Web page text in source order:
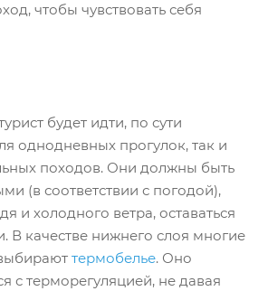
чтобы чувствовать себя
будет идти, по сути
однодневных прогулок, так и
походов. Они должны быть
(в соответствии с погодой),
и холодного ветра, оставаться
В качестве нижнего слоя многие
термобелье. Оно
с терморегуляцией, не давая